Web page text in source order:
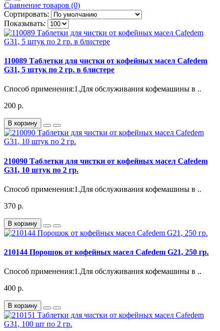
Сравнение товаров (0)
Сортировать:
Показывать:
110089 Таблетки для чистки от кофейных масел Cafedem
G31, 5 штук по 2 гр. в блистере
Способ применения:1.Для обслуживания кофемашины в ..
200 р.
В корзину
210090 Таблетки для чистки от кофейных масел Cafedem
G31, 10 штук по 2 гр.
Способ применения:1.Для обслуживания кофемашины в ..
370 р.
В корзину
210144 Порошок от кофейных масел Cafedem G21, 250 гр.
Способ применения:1.Для обслуживания кофемашины в ..
400 р.
В корзину